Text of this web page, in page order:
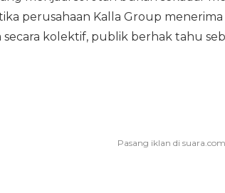
perusahaan Kalla Group
kolektif, publik berhak tahu